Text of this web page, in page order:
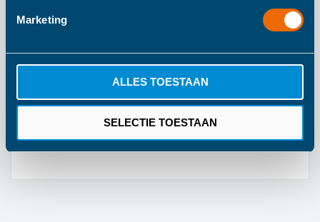
Marketing
ALLES TOESTAAN
SELECTIE TOESTAAN
informatie
Le Toy Van
1 Jaar Fabrieksgarantie